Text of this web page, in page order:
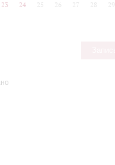
23 24 25 26 27 28 29